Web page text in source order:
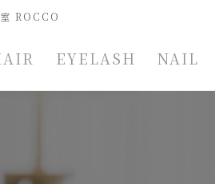
ROCCO
EYELASH NAIL